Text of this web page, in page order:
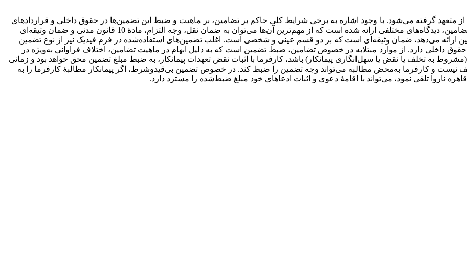
از متعهد گرفته می‌شود. با وجود اشاره به برخی شرایط کلی حاکم بر تضامین، بر ماهیت و ضبط این تضمین‌ها در حقوق داخلی و قراردادهای
نمونه فیدیک تصریح نشده است. در حقوق داخلی در تحلیل ماهوی تضامین، دیدگاه‌های مختلفی ارائه شده است که از مهم‌ترین آن‌ها می‌توان به ضمان نقل، وجه التزام، مادۀ 10 قانون مدنی و ضمان وثیقه‌ای
ارائه می‌دهد، ضمان وثیقه‌ای است که بر دو قسم عینی و شخصی است. اغلب تضمین‌های استفاده‌شده در فرم فیدیک نیز از نوع تضمین
دارد. از موارد مبتلابه در خصوص تضامین، ضبط تضمین است که به دلیل ابهام در ماهیت تضامین، اختلاف فراوانی به‌ویژه در
به تخلف یا نقض یا سهل‌انگاری پیمانکار) باشد، کارفرما با اثبات نقض تعهدات پیمانکار، به ضبط مبلغ تضمین محق خواهد بود و زمانی
نیست و کارفرما به‌محض مطالبه می‌تواند وجه تضمین را ضبط کند. در خصوص تضمین بی‌قید‌و‌شرط، اگر پیمانکار مطالبۀ کارفرما را به
ناروا تلقی نمود، می‌تواند با اقامۀ دعوی و اثبات ادعاهای خود مبلغ ضبط‌شده را مسترد دارد.